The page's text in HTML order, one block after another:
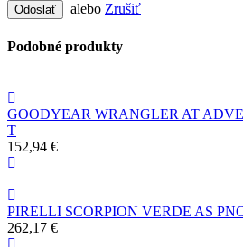
Odoslať alebo Zrušiť
Podobné produkty
GOODYEAR WRANGLER AT
T
152,94 €
PIRELLI SCORPION VERDE AS
262,17 €